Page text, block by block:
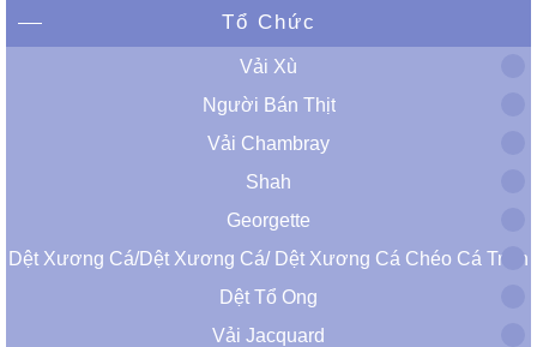
Tổ Chức
Vải Xù
Người Bán Thịt
Vải Chambray
Shah
Georgette
Dệt Xương Cá/Dệt Xương Cá/ Dệt Xương Cá Chéo Cá Trích
Dệt Tổ Ong
Vải Jacquard